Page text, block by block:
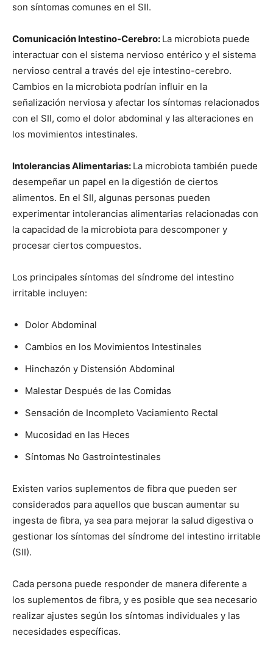
son síntomas comunes en el SII.
Comunicación Intestino-Cerebro: La microbiota puede
interactuar con el sistema nervioso entérico y el sistema
nervioso central a través del eje intestino-cerebro.
Cambios en la microbiota podrían influir en la
señalización nerviosa y afectar los síntomas relacionados
con el SII, como el dolor abdominal y las alteraciones en
los movimientos intestinales.
Intolerancias Alimentarias: La microbiota también puede
desempeñar un papel en la digestión de ciertos
alimentos. En el SII, algunas personas pueden
experimentar intolerancias alimentarias relacionadas con
la capacidad de la microbiota para descomponer y
procesar ciertos compuestos.
Los principales síntomas del síndrome del intestino
irritable incluyen:
Dolor Abdominal
Cambios en los Movimientos Intestinales
Hinchazón y Distensión Abdominal
Malestar Después de las Comidas
Sensación de Incompleto Vaciamiento Rectal
Mucosidad en las Heces
Síntomas No Gastrointestinales
Existen varios suplementos de fibra que pueden ser
considerados para aquellos que buscan aumentar su
ingesta de fibra, ya sea para mejorar la salud digestiva o
gestionar los síntomas del síndrome del intestino irritable
(SII).
Cada persona puede responder de manera diferente a
los suplementos de fibra, y es posible que sea necesario
realizar ajustes según los síntomas individuales y las
necesidades específicas.